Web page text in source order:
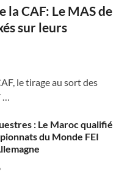
la CAF: Le MAS de
sur leurs
le tirage au sort des
: Le Maroc qualifié
du Monde FEI